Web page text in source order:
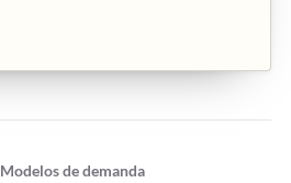
Modelos de demanda